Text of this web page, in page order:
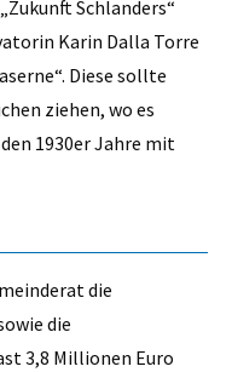
Schlanders“
Karin Dalla Torre
Diese sollte
ziehen, wo es
1930er Jahre mit
die
die
3,8 Millionen Euro